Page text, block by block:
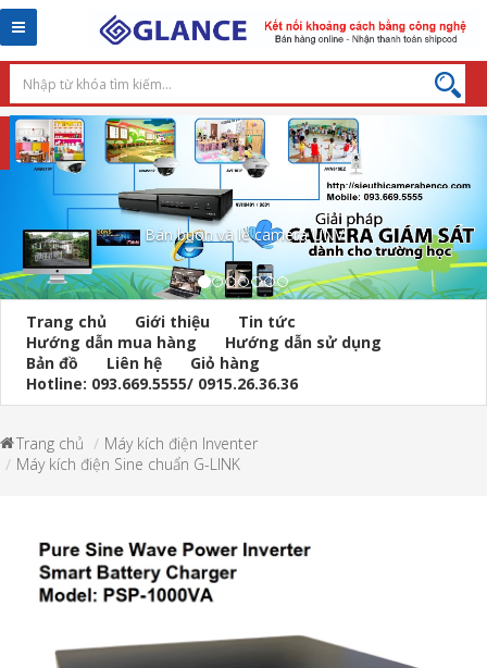
Toggle
navigation
Máy dò kim loại cầm tay
Trang chủ Giới thiệu
Tin tức
Hướng dẫn mua hàng
Hướng dẫn sử dụng
Bản đồ
Liên hệ
Giỏ hàng
Hotline: 093.669.5555/ 0915.26.36.36
Trang chủ
Máy kích điện Inventer
Máy kích điện Sine chuẩn G-LINK